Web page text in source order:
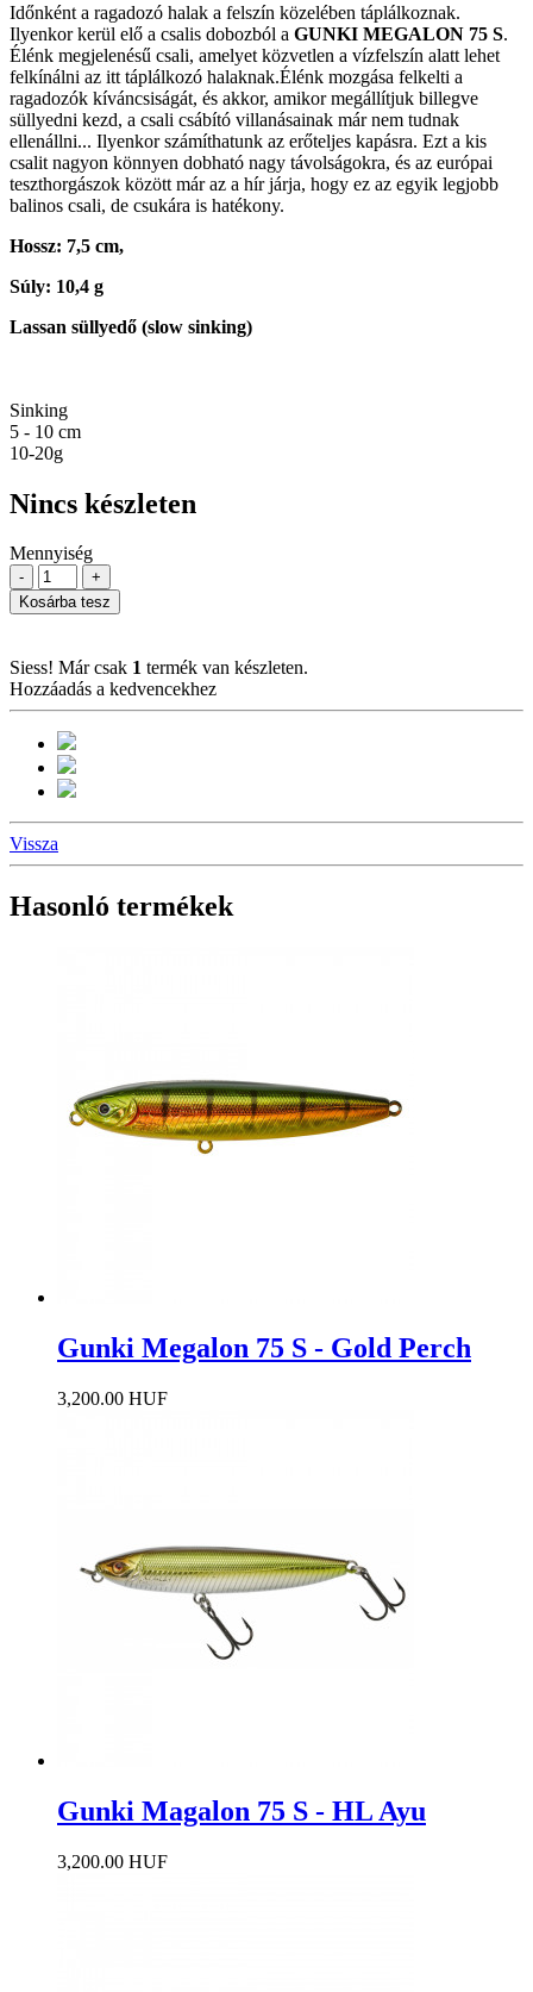
Időnként a ragadozó halak a felszín közelében táplálkoznak.
Ilyenkor kerül elő a csalis dobozból a GUNKI MEGALON 75 S.
Élénk megjelenésű csali, amelyet közvetlen a vízfelszín alatt lehet
felkínálni az itt táplálkozó halaknak.Élénk mozgása felkelti a
ragadozók kíváncsiságát, és akkor, amikor megállítjuk billegve
süllyedni kezd, a csali csábító villanásainak már nem tudnak
ellenállni... Ilyenkor számíthatunk az erőteljes kapásra. Ezt a kis
csalit nagyon könnyen dobható nagy távolságokra, és az európai
teszthorgászok között már az a hír járja, hogy ez az egyik legjobb
balinos csali, de csukára is hatékony.
Hossz: 7,5 cm,
Súly: 10,4 g
Lassan süllyedő (slow sinking)
Sinking
5 - 10 cm
10-20g
Nincs készleten
Mennyiség
-
+
Kosárba tesz
Siess! Már csak 1 termék van készleten.
Hozzáadás a kedvencekhez
Vissza
Hasonló termékek
Gunki Megalon 75 S - Gold Perch
3,200.00 HUF
Gunki Magalon 75 S - HL Ayu
3,200.00 HUF